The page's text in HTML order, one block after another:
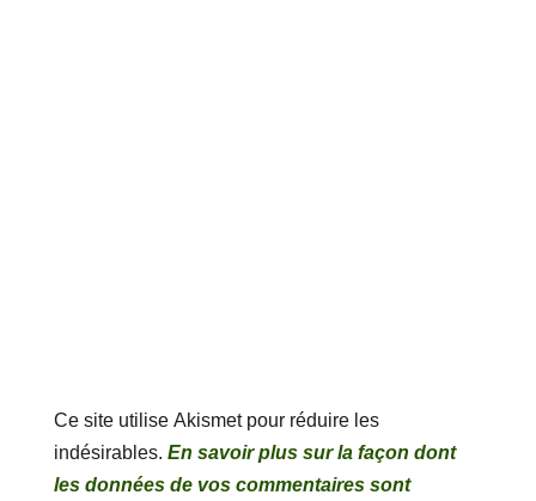
Ce site utilise Akismet pour réduire les
indésirables. En savoir plus sur la façon dont
les données de vos commentaires sont